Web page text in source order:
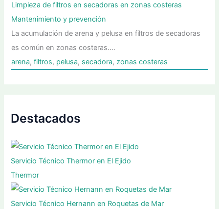
Limpieza de filtros en secadoras en zonas costeras
Mantenimiento y prevención
La acumulación de arena y pelusa en filtros de secadoras
es común en zonas costeras.…
arena,filtros, pelusa, secadora,zonas costeras
Destacados
Servicio Técnico Thermor en El Ejido
Thermor
Servicio Técnico Hernann en Roquetas de Mar